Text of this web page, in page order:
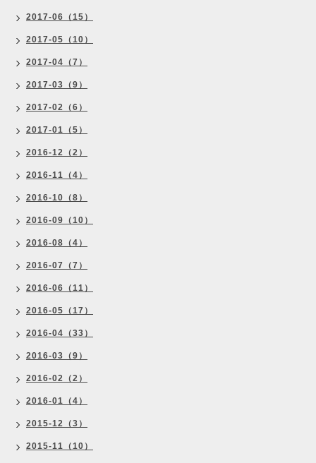
2017-06（15）
2017-05（10）
2017-04（7）
2017-03（9）
2017-02（6）
2017-01（5）
2016-12（2）
2016-11（4）
2016-10（8）
2016-09（10）
2016-08（4）
2016-07（7）
2016-06（11）
2016-05（17）
2016-04（33）
2016-03（9）
2016-02（2）
2016-01（4）
2015-12（3）
2015-11（10）